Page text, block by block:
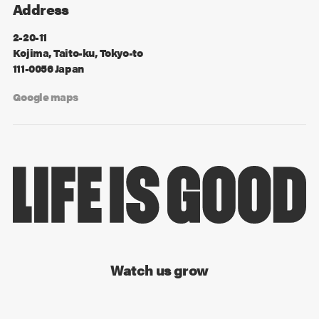
Address
2-20-11
Kojima, Taito-ku, Tokyo-to
111-0056 Japan
Google maps
Watch us grow